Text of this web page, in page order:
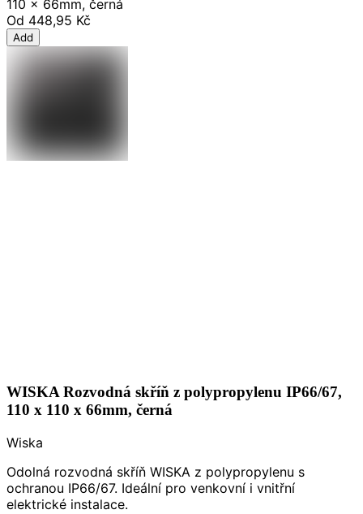
110 x 66mm, černá
Od 448,95 Kč
Add
WISKA Rozvodná skříň z polypropylenu IP66/67,
110 x 110 x 66mm, černá
Wiska
Odolná rozvodná skříň WISKA z polypropylenu s
ochranou IP66/67. Ideální pro venkovní i vnitřní
elektrické instalace.